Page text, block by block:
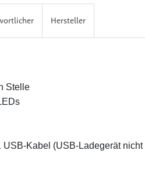
Hersteller
Stelle
USB-Kabel (USB-Ladegerät